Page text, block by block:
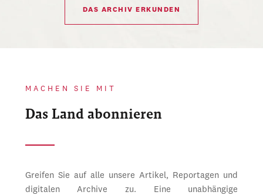
DAS ARCHIV ERKUNDEN
MACHEN SIE MIT
Das Land abonnieren
Greifen Sie auf alle unsere Artikel, Reportagen und
digitalen Archive zu. Eine unabhängige